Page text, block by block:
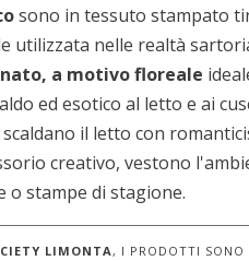
sono in tessuto stampato
utilizzata nelle realtà
a motivo floreale
ed esotico al letto e ai
il letto con
creativo, vestono
o stampe di stagione.
LIMONTA, I PRODOTTI SONO